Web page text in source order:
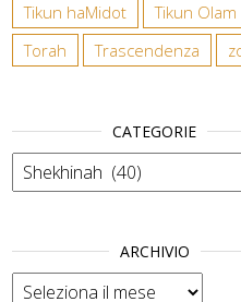
Tikun haMidot
Tikun Olam
Torah
Trascendenza
CATEGORIE
Categorie
ARCHIVIO
Archivio